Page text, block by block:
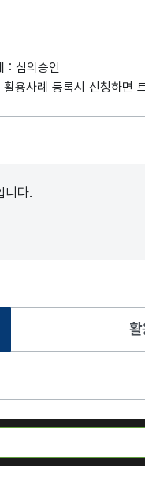
: 심의승인
용사례 등록시 신청하면
니다.
활